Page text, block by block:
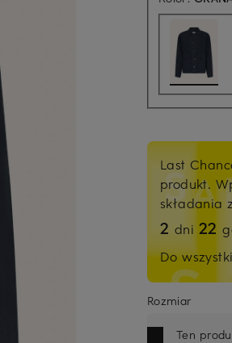
Last
produkt.
składania
2 dni 22
Do
Rozmiar
Ten